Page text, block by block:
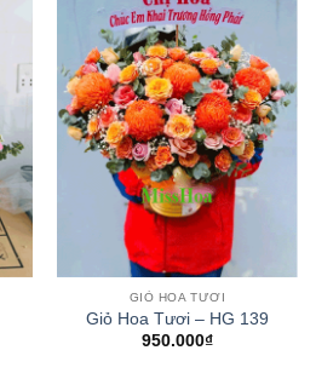
GIỎ HOA TƯƠI
Giỏ Hoa Tươi – HG 139
950.000₫